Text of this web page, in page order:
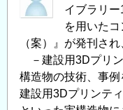
の
め
の
情
報
イブラリ
を用いた
（案）』が発刊さ
－建設用3Dプリ
構造物の技術、事
建設用3Dプリンテ